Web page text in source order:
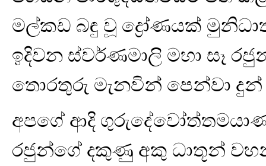
මල්කඩ බඳු වූ ද්‍රෝණයක්
ඉදිවන ස්වර්ණමාලි මහා සෑ
තොරතුරු මැනවින් පෙන්වා
අපගේ ආදි
රජුන්ගේ දකුණු අකු ධාතූන්